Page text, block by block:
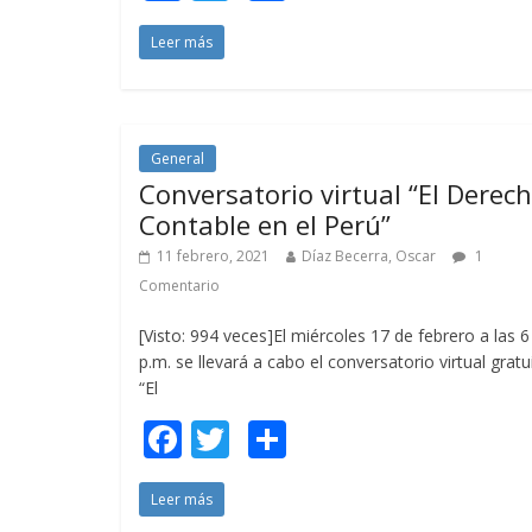
ac
e
o
o
k
ti
r
Leer más
General
Conversatorio virtual “El
Contable en el Perú”
11 febrero, 2021 Díaz Becerra, Oscar
1
Comentario
[Visto: 994 veces]El miércoles 17 de febrero a las 6
p.m. se llevará a cabo el conversatorio virtual
“El
F
ac
e
T
Leer más